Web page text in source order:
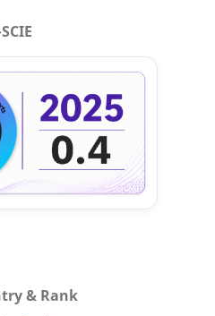
& Rank